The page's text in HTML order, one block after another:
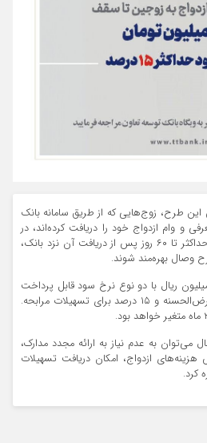
این طرح، زوج‌هایی که از طریق سامانه بانک
و وام ازدواج خود را دریافت کرده‌اند، در
صورت سپرده‌گذاری وام ازدواج حداکثر تا ۶۰ روز پس از دریافت آن نزد بانک،
وصال بهره‌مند شوند.
وصال تا سقف ۱,۵۰۰ میلیون ریال با دو نوع نرخ سود قابل پرداخت
است: ۴ درصد برای تسهیلات قرض‌الحسنه و ۱۵ درصد برای تسهیلات مرابحه.
به عدم نیاز به ارائه مجدد مدارک،
ازدواج، امکان دریافت تسهیلات
کرد.